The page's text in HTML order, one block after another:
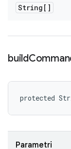
String[]
build
protected
Parametri